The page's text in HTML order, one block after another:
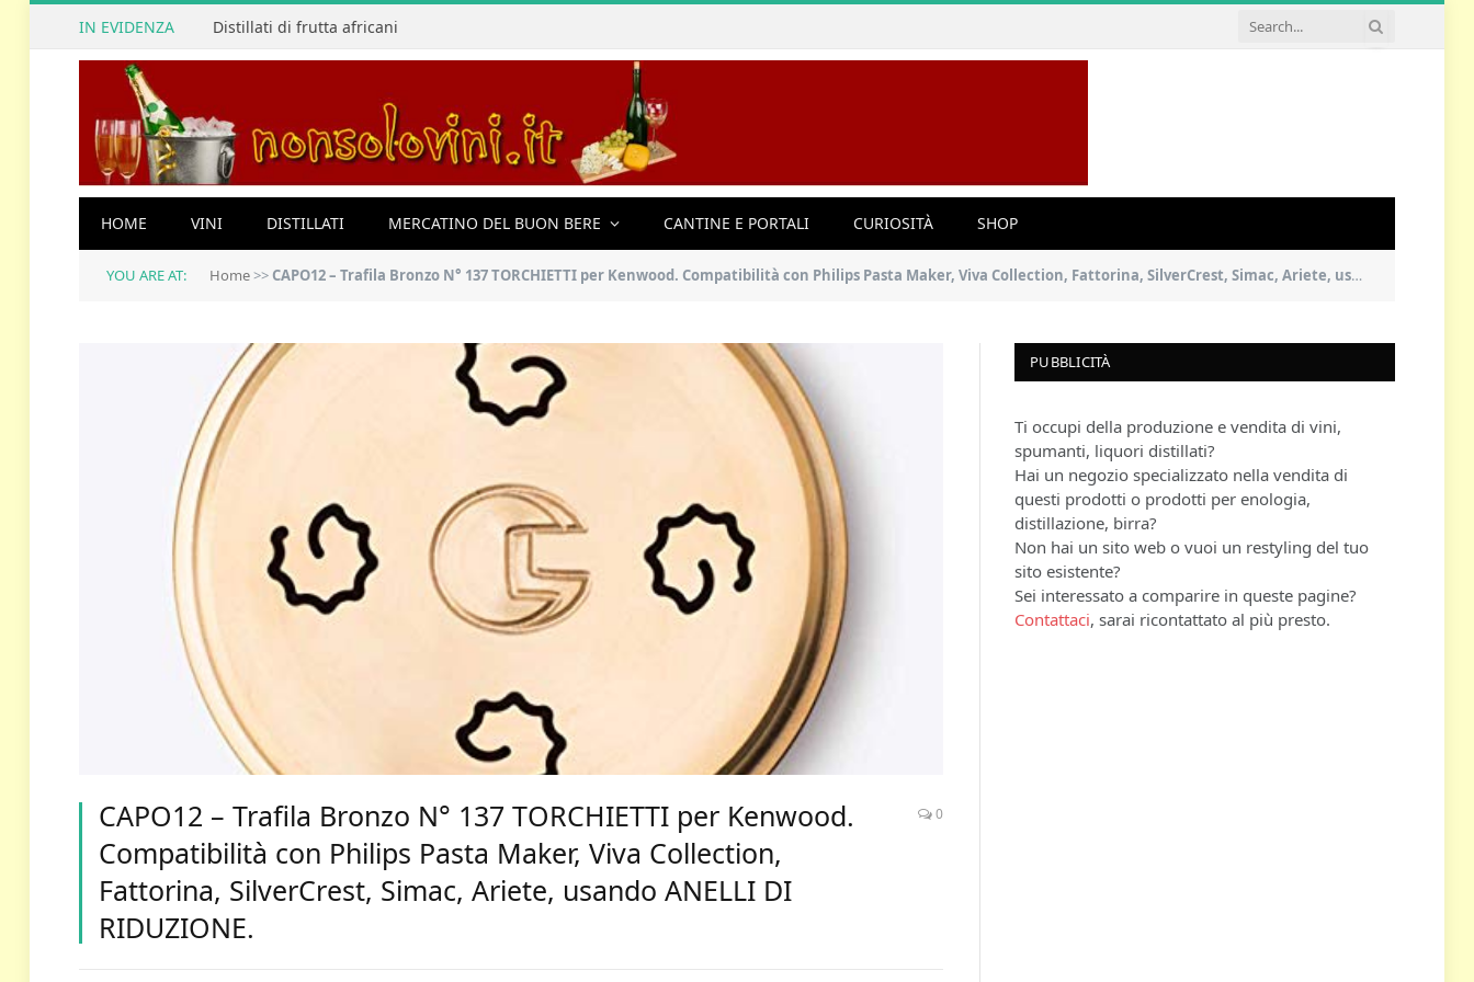
IN EVIDENZA Distillati di frutta africani
HOME VINI DISTILLATI MERCATINO DEL BUON BERE CANTINE E PORTALI CURIOSITÀ SHOP
YOU ARE AT: Home>> CAPO12 – Trafila Bronzo N° 137 TORCHIETTI per Kenwood. Compatibilità con Philips Pasta Maker, Viva Collection, Fattorina, SilverCrest, Simac, Ariete, usando ANELLI DI RIDUZIONE.
CAPO12 – Trafila Bronzo N° 137 TORCHIETTI per Kenwood.
Compatibilità con Philips Pasta Maker, Viva Collection,
Fattorina, SilverCrest, Simac, Ariete, usando ANELLI DI
RIDUZIONE.
0
PUBBLICITÀ
Ti occupi della produzione e vendita di vini,
spumanti, liquori distillati?
Hai un negozio specializzato nella vendita di
questi prodotti o prodotti per enologia,
distillazione, birra?
Non hai un sito web o vuoi un restyling del tuo
sito esistente?
Sei interessato a comparire in queste pagine?
Contattaci, sarai ricontattato al più presto.